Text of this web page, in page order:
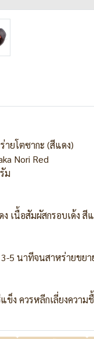
ยโตซากะ (สีแดง)
Nori Red
ม
ง เนื้อสัมผัสกรอบเด้ง
5 นาทีจนสาหร่ายขย
ข็ง ควรหลีกเลี่ยงควา